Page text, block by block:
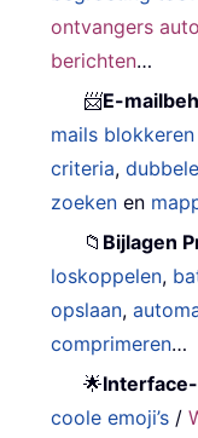
ontvangers
berichten…
📨E-
mails
criteria,
zoeken en
📁 Bijlagen
loskoppelen,
opslaan,
comprimeren…
🌟
coole emoji’s /